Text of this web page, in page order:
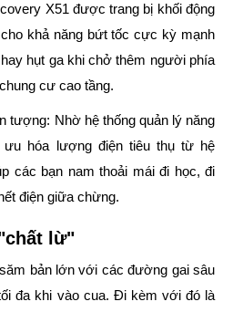
X51 được trang bị khối động
khả năng bứt tốc cực kỳ mạnh
hụt ga khi chở thêm người phía
cư cao tầng.
tượng: Nhờ hệ thống quản lý năng
ưu hóa lượng điện tiêu thụ từ hệ
các bạn nam thoải mái đi học, đi
điện giữa chừng.
lừ"
bản lớn với các đường gai sâu
đa khi vào cua. Đi kèm với đó là